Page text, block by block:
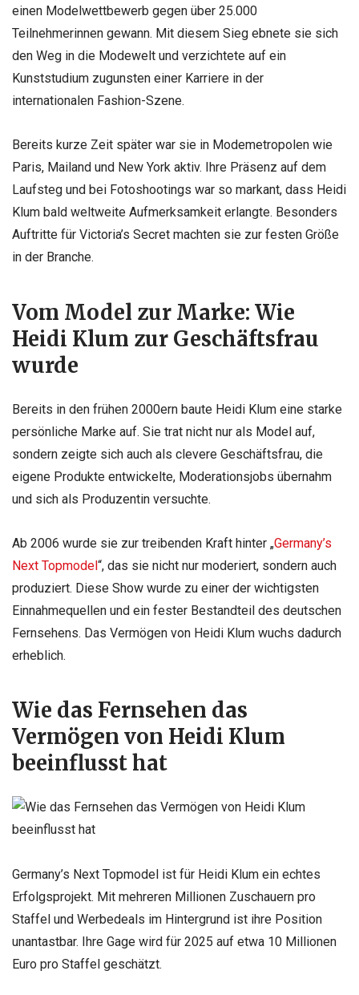
einen Modelwettbewerb gegen über 25.000
Teilnehmerinnen gewann. Mit diesem Sieg ebnete sie sich
den Weg in die Modewelt und verzichtete auf ein
Kunststudium zugunsten einer Karriere in der
internationalen Fashion-Szene.
Bereits kurze Zeit später war sie in Modemetropolen wie
Paris, Mailand und New York aktiv. Ihre Präsenz auf dem
Laufsteg und bei Fotoshootings war so markant, dass Heidi
Klum bald weltweite Aufmerksamkeit erlangte. Besonders
Auftritte für Victoria’s Secret machten sie zur festen Größe
in der Branche.
Vom Model zur Marke: Wie
Heidi Klum zur Geschäftsfrau
wurde
Bereits in den frühen 2000ern baute Heidi Klum eine starke
persönliche Marke auf. Sie trat nicht nur als Model auf,
sondern zeigte sich auch als clevere Geschäftsfrau, die
eigene Produkte entwickelte, Moderationsjobs übernahm
und sich als Produzentin versuchte.
Ab 2006 wurde sie zur treibenden Kraft hinter „Germany’s
Next Topmodel“, das sie nicht nur moderiert, sondern auch
produziert. Diese Show wurde zu einer der wichtigsten
Einnahmequellen und ein fester Bestandteil des deutschen
Fernsehens. Das Vermögen von Heidi Klum wuchs dadurch
erheblich.
Wie das Fernsehen das
Vermögen von Heidi Klum
beeinflusst hat
Germany’s Next Topmodel ist für Heidi Klum ein echtes
Erfolgsprojekt. Mit mehreren Millionen Zuschauern pro
Staffel und Werbedeals im Hintergrund ist ihre Position
unantastbar. Ihre Gage wird für 2025 auf etwa 10 Millionen
Euro pro Staffel geschätzt.